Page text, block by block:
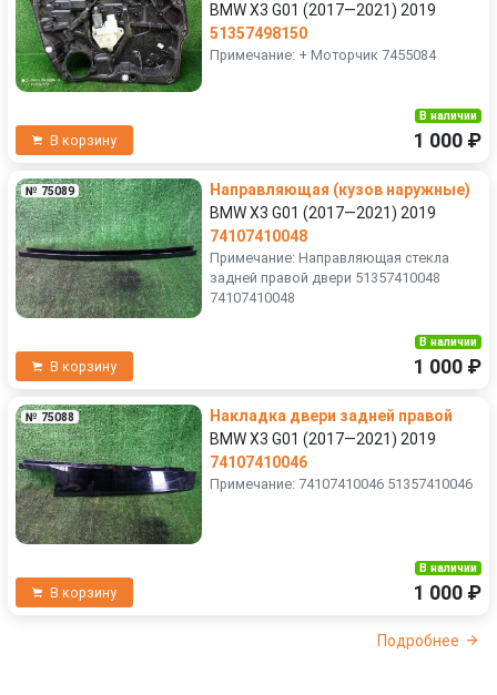
BMW X3 G01 (2017—2021) 2019
51357498150
Примечание: + Моторчик 7455084
В корзину
В наличии
1 000 ₽
№ 75089
Направляющая (кузов наружные)
BMW X3 G01 (2017—2021) 2019
74107410048
Примечание: Направляющая стекла
задней правой двери 51357410048
74107410048
В корзину
В наличии
1 000 ₽
№ 75088
Накладка двери задней правой
BMW X3 G01 (2017—2021) 2019
74107410046
Примечание: 74107410046 51357410046
В корзину
В наличии
1 000 ₽
Подробнее